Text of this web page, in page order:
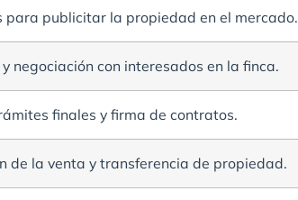
para publicitar la propiedad en el mercado.
negociación con interesados en la finca.
finales y firma de contratos.
de la venta y transferencia de propiedad.